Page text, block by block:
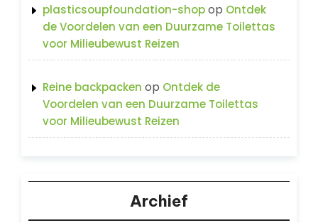
plasticsoupfoundation-shopop Ontdek
de Voordelen van een Duurzame Toilettas
voor Milieubewust Reizen
Reine backpacken op Ontdek de
Voordelen van een Duurzame Toilettas
voor Milieubewust Reizen
Archief